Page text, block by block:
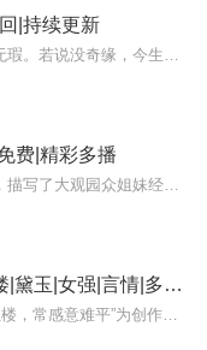
|持续更新
费|精彩多播
红楼幻梦之天上人间 |红楼|黛玉|女强|言情|多人有声剧